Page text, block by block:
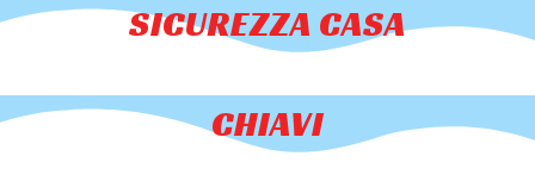
SICUREZZA CASA
CHIAVI